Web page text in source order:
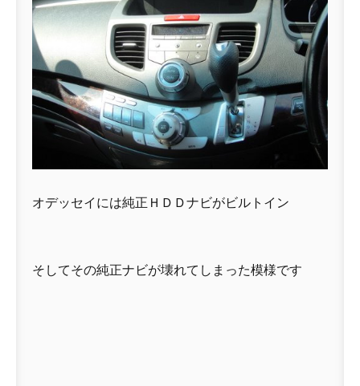
オデッセイには純正ＨＤＤナビがビルトイン
そしてその純正ナビが壊れてしまった模様です